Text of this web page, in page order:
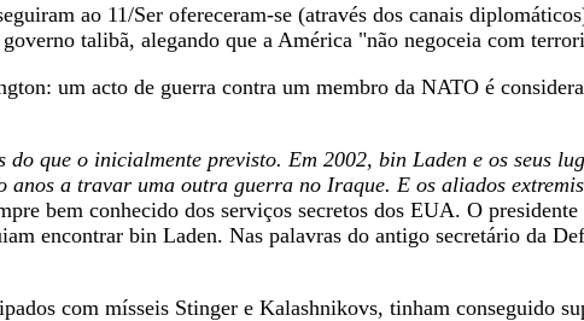
ao 11/Ser ofereceram-se (através dos canais
talibã, alegando que a América "não negoceia com
um acto de guerra contra um membro da NATO é
que o inicialmente previsto. Em 2002, bin Laden e os seus
a travar uma outra guerra no Iraque. E os aliados
bem conhecido dos serviços secretos dos EUA. O
encontrar bin Laden. Nas palavras do antigo secretário da
com mísseis Stinger e Kalashnikovs, tinham conseguido